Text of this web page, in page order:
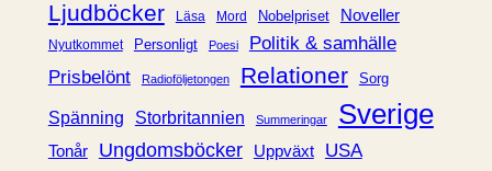
Ljudböcker
Läsa Mord Nobelpriset Noveller
Nyutkommet Personligt Poesi
Politik & samhälle
Prisbelönt
Radioföljetongen Relationer Sorg
Spänning Storbritannien Summeringar Sverige
Tonår Ungdomsböcker Uppväxt USA